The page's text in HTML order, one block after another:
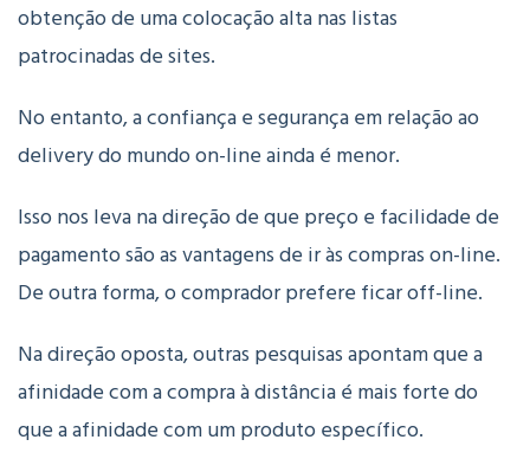
obtenção de uma colocação alta nas listas
patrocinadas de sites.
No entanto, a confiança e segurança em relação ao
delivery do mundo on-line ainda é menor.
Isso nos leva na direção de que preço e facilidade de
pagamento são as vantagens de ir às compras on-line.
De outra forma, o comprador prefere ficar off-line.
Na direção oposta, outras pesquisas apontam que a
afinidade com a compra à distância é mais forte do
que a afinidade com um produto específico.